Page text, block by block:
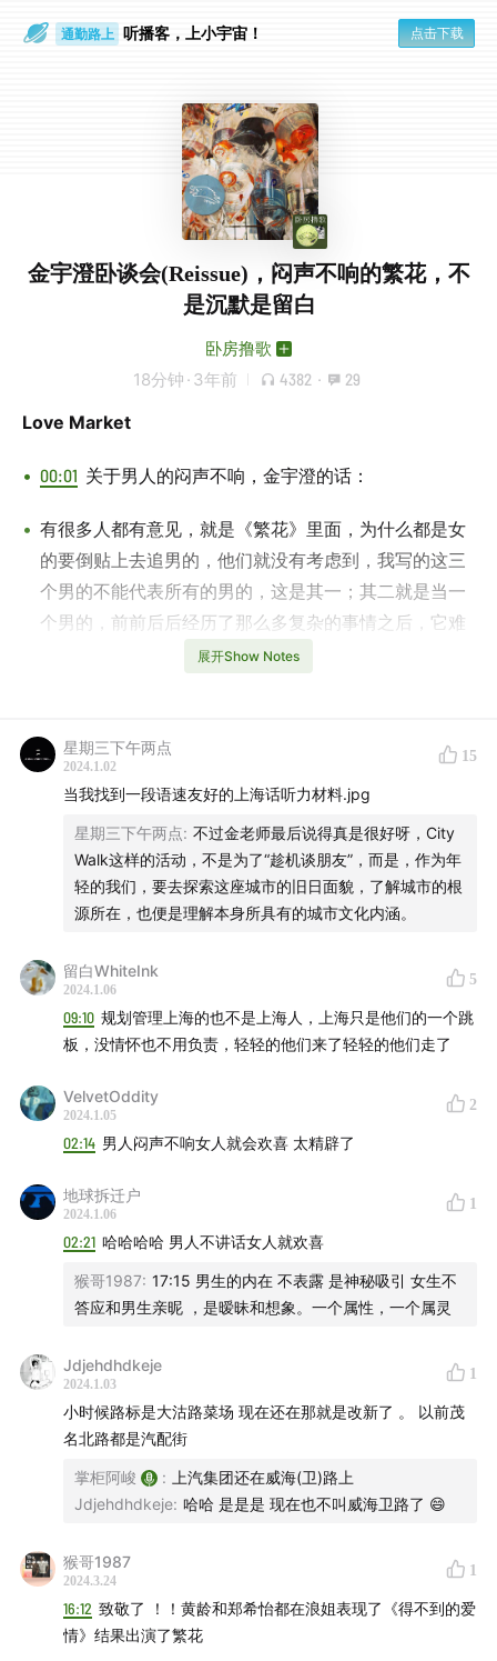
通勤路上 听播客，上小宇宙！ 点击下载
金宇澄卧谈会(Reissue)，闷声不响的繁花，不
是沉默是留白
卧房撸歌
18分钟 · 3年前 4382 · 29
Love Market
00:01 关于男人的闷声不响，金宇澄的话：
有很多人都有意见，就是《繁花》里面，为什么都是女
的要倒贴上去追男的，他们就没有考虑到，我写的这三
个男的不能代表所有的男的，这是其一；其二就是当一
个男的，前前后后经历了那么多复杂的事情之后，它难
道还会在意有小姑娘要倒贴他这种事情吗？你比如说
是有他的特征的。一个人牢里放出来的，跟没坐过牢
的，肯定表现不一样，所以不能用这些片段的内容来立
刻判断说你为什么这样写，你首先要考虑这个角色本
身。包括沪生也是，女方甩掉他的时候你们怎么没注意
到呢？沪生后来爹出事了，然后他认识的这个小姑娘嫁
给香港人了，沪生也只能笑眯眯，对吧你前因后果搞清
小姑娘）很好的，结果被他的妈硬拖去跟别人结婚，跟
（邻居）断绝来往，结了婚之后想不到老婆又过世，在
这种情况下，有小姑娘要倒贴他，他还会有心情去调情
吗？但反过来说，你个男的你越不声不响，还确实会有
小姑娘喜欢，你男的啰里啰嗦人家女的不喜欢呀。所以
这事情如果按这个前因后果一想，就会想通了，不能世
俗化地去抛开这些人物本身的条件。
所以你要是从前到后这样梳理一遍，那书中的三个男主
角其实就变成了旁观者，就是要他们派这个用处的，让
子，因为男的这样的话女的就觉得安全嘛，像自己人一
女人们都到他那里去洗澡咯都来嘞，这是真的事情呀，
厂里女工都结婚了，只有小毛一个人老婆死了，这种条
件下这样的男人，结过婚的女人怎么会不喜欢他呢？像
保险箱一样的跑去玩。所以你做判断都要根据这个人本
身的特点来判断，不能断章取义的，说男的都闷声不响
女的都好像要倒贴上去，尤其是这些基层的厂里或者农
村里，男女关系都很简单的，这些事情多着呢，要不是
上海很多厂都拆了。
展开Show Notes
星期三下午两点
2024.1.02
15
当我找到一段语速友好的上海话听力材料.jpg
星期三下午两点: 不过金老师最后说得真是很好呀，City
Walk这样的活动，不是为了“趁机谈朋友”，而是，作为年
轻的我们，要去探索这座城市的旧日面貌，了解城市的根
源所在，也便是理解本身所具有的城市文化内涵。
留白WhiteInk
2024.1.06
5
09:10 规划管理上海的也不是上海人，上海只是他们的一个跳
板，没情怀也不用负责，轻轻的他们来了轻轻的他们走了
VelvetOddity
2024.1.05
2
02:14 男人闷声不响女人就会欢喜 太精辟了
地球拆迁户
2024.1.06
1
02:21 哈哈哈哈 男人不讲话女人就欢喜
猴哥1987: 17:15 男生的内在 不表露 是神秘吸引 女生不
答应和男生亲昵 ，是暧昧和想象。一个属性，一个属灵
Jdjehdhdkeje
2024.1.03
1
小时候路标是大沽路菜场 现在还在那就是改新了 。 以前茂
名北路都是汽配街
掌柜阿峻 :
上汽集团还在威海(卫)路上
Jdjehdhdkeje: 哈哈 是是是 现在也不叫威海卫路了 😄
猴哥1987
2024.3.24
1
16:12 致敬了 ！！黄龄和郑希怡都在浪姐表现了《得不到的爱
情》结果出演了繁花